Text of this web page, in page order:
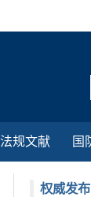
法规文献 国
权威发布